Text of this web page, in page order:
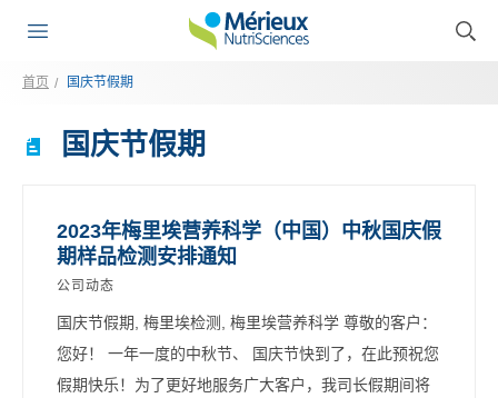
首页 国庆节假期
国庆节假期
2023年梅里埃营养科学（中国）中秋国庆假
期样品检测安排通知
公司动态
国庆节假期, 梅里埃检测, 梅里埃营养科学 尊敬的客户：
您好！ 一年一度的中秋节、 国庆节快到了，在此预祝您
假期快乐！为了更好地服务广大客户，我司长假期间将